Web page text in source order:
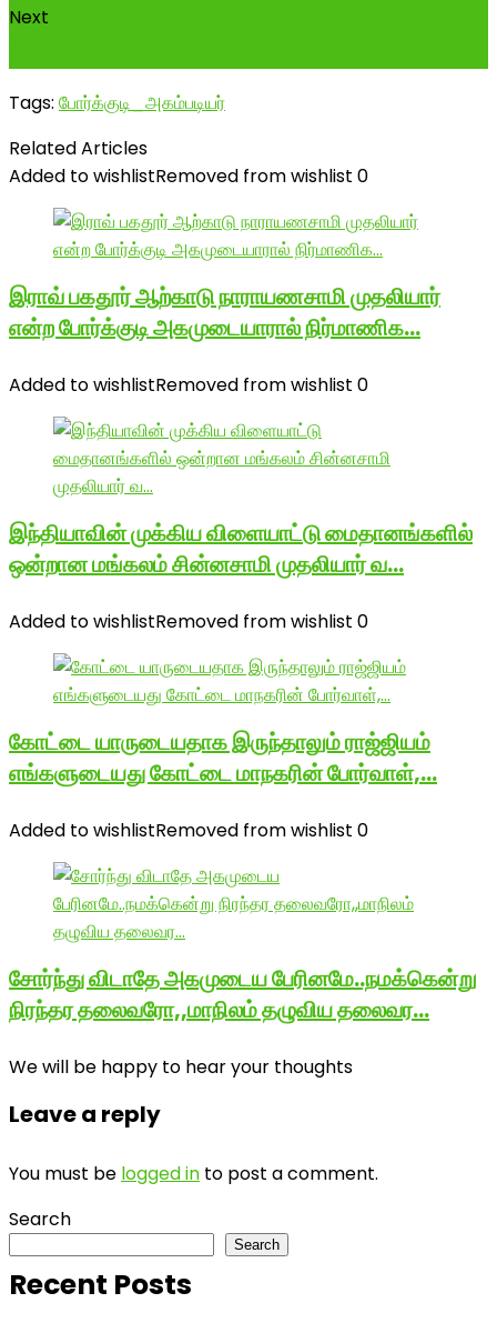
Next
Tags: போர்க்குடி_அகம்படியர்
Related Articles
Added to wishlistRemoved from wishlist 0
இராவ் பகதூர் ஆற்காடு நாராயணசாமி முதலியார்
என்ற போர்க்குடி அகமுடையாரால் நிர்மாணிக…
Added to wishlistRemoved from wishlist 0
இந்தியாவின் முக்கிய விளையாட்டு மைதானங்களில்
ஒன்றான மங்கலம் சின்னசாமி முதலியார் வ…
Added to wishlistRemoved from wishlist 0
கோட்டை யாருடையதாக இருந்தாலும் ராஜ்ஜியம்
எங்களுடையது கோட்டை மாநகரின் போர்வாள்,…
Added to wishlistRemoved from wishlist 0
சோர்ந்து விடாதே அகமுடைய பேரினமே..நமக்கென்று
நிரந்தர தலைவரோ,,மாநிலம் தழுவிய தலைவர…
We will be happy to hear your thoughts
Leave a reply
You must be logged in to post a comment.
Search
Search
Recent Posts